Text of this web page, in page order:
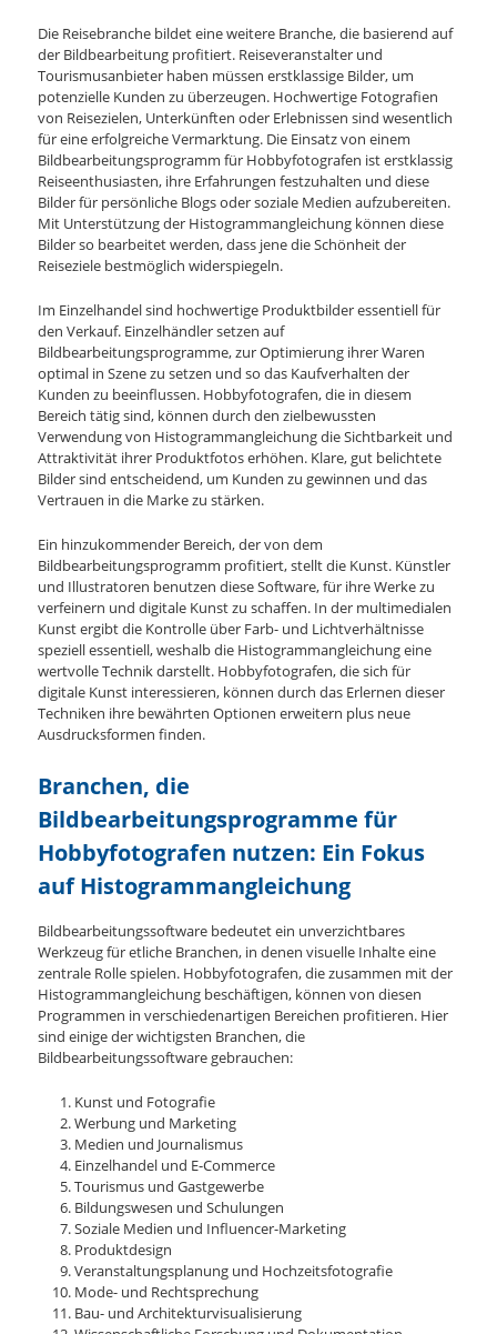
Die Reisebranche bildet eine weitere Branche, die basierend auf
der Bildbearbeitung profitiert. Reiseveranstalter und
Tourismusanbieter haben müssen erstklassige Bilder, um
potenzielle Kunden zu überzeugen. Hochwertige Fotografien
von Reisezielen, Unterkünften oder Erlebnissen sind wesentlich
für eine erfolgreiche Vermarktung. Die Einsatz von einem
Bildbearbeitungsprogramm für Hobbyfotografen ist erstklassig
Reiseenthusiasten, ihre Erfahrungen festzuhalten und diese
Bilder für persönliche Blogs oder soziale Medien aufzubereiten.
Mit Unterstützung der Histogrammangleichung können diese
Bilder so bearbeitet werden, dass jene die Schönheit der
Reiseziele bestmöglich widerspiegeln.
Im Einzelhandel sind hochwertige Produktbilder essentiell für
den Verkauf. Einzelhändler setzen auf
Bildbearbeitungsprogramme, zur Optimierung ihrer Waren
optimal in Szene zu setzen und so das Kaufverhalten der
Kunden zu beeinflussen. Hobbyfotografen, die in diesem
Bereich tätig sind, können durch den zielbewussten
Verwendung von Histogrammangleichung die Sichtbarkeit und
Attraktivität ihrer Produktfotos erhöhen. Klare, gut belichtete
Bilder sind entscheidend, um Kunden zu gewinnen und das
Vertrauen in die Marke zu stärken.
Ein hinzukommender Bereich, der von dem
Bildbearbeitungsprogramm profitiert, stellt die Kunst. Künstler
und Illustratoren benutzen diese Software, für ihre Werke zu
verfeinern und digitale Kunst zu schaffen. In der multimedialen
Kunst ergibt die Kontrolle über Farb- und Lichtverhältnisse
speziell essentiell, weshalb die Histogrammangleichung eine
wertvolle Technik darstellt. Hobbyfotografen, die sich für
digitale Kunst interessieren, können durch das Erlernen dieser
Techniken ihre bewährten Optionen erweitern plus neue
Ausdrucksformen finden.
Branchen, die
Bildbearbeitungsprogramme für
Hobbyfotografen nutzen: Ein Fokus
auf Histogrammangleichung
Bildbearbeitungssoftware bedeutet ein unverzichtbares
Werkzeug für etliche Branchen, in denen visuelle Inhalte eine
zentrale Rolle spielen. Hobbyfotografen, die zusammen mit der
Histogrammangleichung beschäftigen, können von diesen
Programmen in verschiedenartigen Bereichen profitieren. Hier
sind einige der wichtigsten Branchen, die
Bildbearbeitungssoftware gebrauchen:
Kunst und Fotografie
Werbung und Marketing
Medien und Journalismus
Einzelhandel und E-Commerce
Tourismus und Gastgewerbe
Bildungswesen und Schulungen
Soziale Medien und Influencer-Marketing
Produktdesign
Veranstaltungsplanung und Hochzeitsfotografie
Mode- und Rechtsprechung
Bau- und Architekturvisualisierung